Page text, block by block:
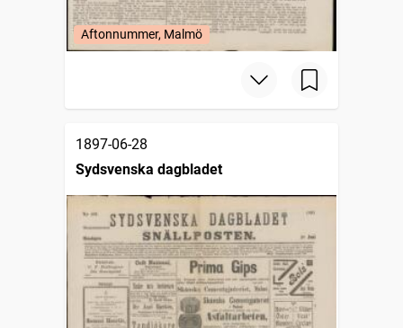
Aftonnummer, Malmö
1897-06-28
Sydsvenska dagbladet